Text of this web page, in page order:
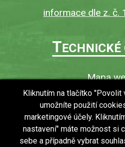
informace dle z. č.
TECHNICKÉ
Mapa
O
Povinně
Ochrana osobních
Kliknutím na tlačítko "Povolit
umožníte použití
marketingové účely.
nastavení" máte možnost si
sebe a případně vybrat